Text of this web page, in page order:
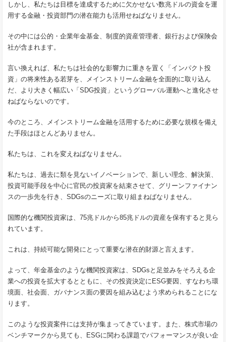
しかし、私たちは目標を達成するために欠かせない数兆ドルの資金を運
用する金融・投資部門の潜在能力も活用せねばなりません。
その中には公的・企業年金基金、制度的資産管理者、銀行および保険会
社が含まれます。
言い換えれば、私たちは社会的な影響力に重きを置く「インパクト投
資」の将来性ある若芽を、メインストリーム金融を全面的に取り込ん
だ、より大きく幅広い「SDG投資」というグローバル運動へと進化させ
ねばならないのです。
今のところ、メインストリーム金融を活用するために必要な規模を備え
た手段はほとんどありません。
私たちは、これを変えねばなりません。
私たちは、過去に類を見ないイノベーションで、新しい理念、解決策、
投資可能手段を中心に官民の投資家を結束させて、グリーンファイナン
スの一歩先を行き、SDGsのニーズに取り組まねばなりません。
国際的な機関投資家は、75兆ドルから85兆ドルの資産を保有すると見ら
れています。
これは、持続可能な開発にとって重要な潜在的財源と言えます。
よって、年金基金のような機関投資家は、SDGsと足並みをそろえる企
業への投資を拡大するとともに、その投資決定にESG要因、すなわち環
境面、社会面、ガバナンス面の要因を組み込むよう求められることにな
ります。
このような投資案件には支持が集まってきています。また、株式市場の
ベンチマークから見ても、ESGに関わる課題でパフォーマンスが良い企